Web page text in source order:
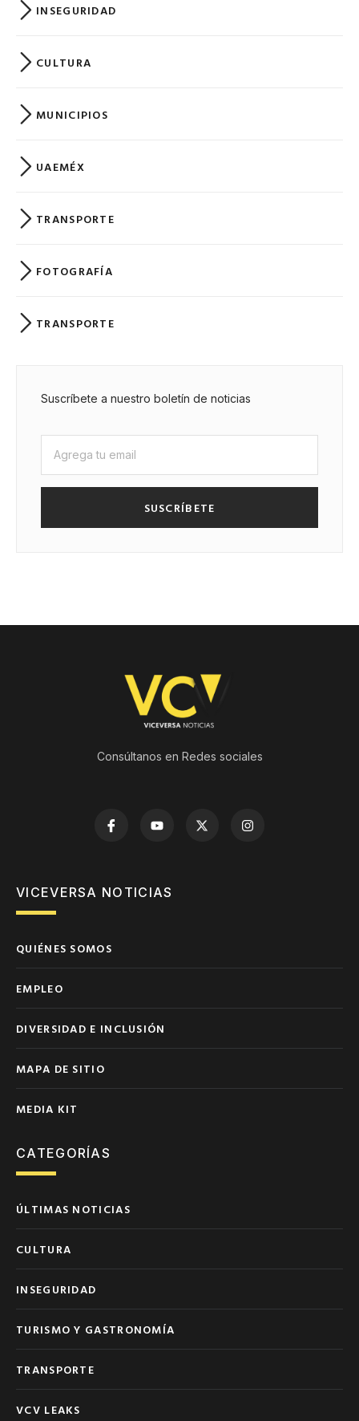
INSEGURIDAD
CULTURA
MUNICIPIOS
UAEMÉX
TRANSPORTE
FOTOGRAFÍA
TRANSPORTE
Suscríbete a nuestro boletín de noticias
SUSCRÍBETE
Consúltanos en Redes sociales
VICEVERSA NOTICIAS
QUIÉNES SOMOS
EMPLEO
DIVERSIDAD E INCLUSIÓN
MAPA DE SITIO
MEDIA KIT
CATEGORÍAS
ÚLTIMAS NOTICIAS
CULTURA
INSEGURIDAD
TURISMO Y GASTRONOMÍA
TRANSPORTE
VCV LEAKS